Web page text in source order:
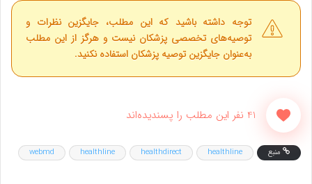
توجه داشته باشید که این مطلب، جایگزین نظرات و
توصیه‌های تخصصی پزشکان نیست و هرگز از این مطلب
به‌عنوان جایگزین توصیه پزشکان استفاده نکنید.
41 نفر این مطلب را پسندیده‌اند
منبع healthline
healthdirect
healthline
webmd